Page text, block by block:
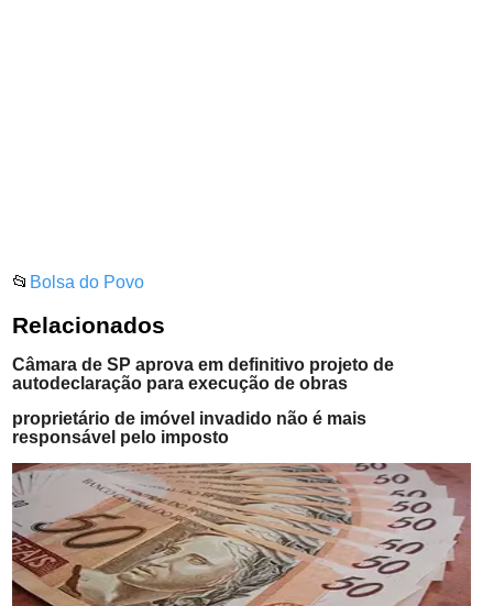
📂 Bolsa do Povo
Relacionados
Câmara de SP aprova em definitivo projeto de
autodeclaração para execução de obras
proprietário de imóvel invadido não é mais
responsável pelo imposto